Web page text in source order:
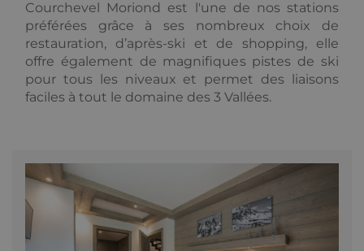
Courchevel Moriond est l'une de nos stations
préférées grâce à ses nombreux choix de
restauration, d’après-ski et de shopping, elle
offre également de magnifiques pistes de ski
pour tous les niveaux et permet des liaisons
faciles à tout le domaine des 3 Vallées.
persist
session state.
_ga
Google LLC
.alpine-
lodges.fr
1 an 1
mois
Ce nom de
cookie est
associé à
Google
utilisé pour
distinguer les
out
information
about how
the end user
uses the
website and
any
that the end
lodges.fr
semaines
Used by
Google
AdSense for
experimenting
with
advertisement
efficiency